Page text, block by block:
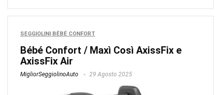
SEGGIOLINI BÉBÉ CONFORT
Bébé Confort / Maxì Così AxissFix e
AxissFix Air
MigliorSeggiolinoAuto 29 Agosto 2025